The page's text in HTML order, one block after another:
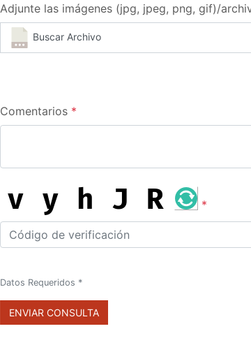
Adjunte las imágenes (jpg, jpeg, png, gif)/
Buscar Archivo
Comentarios *
v y h J R *
Datos Requeridos *
ENVIAR CONSULTA